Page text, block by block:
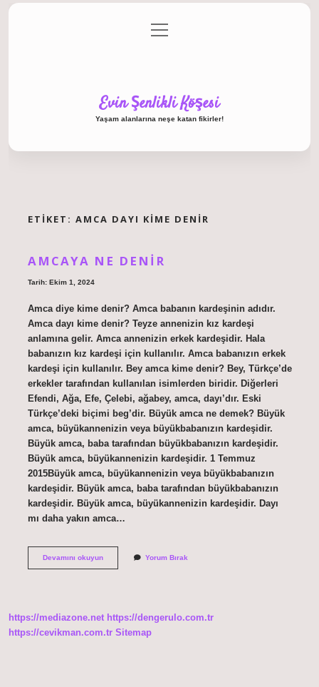
Gizlilik Politikası
menüyü
aç
Evin Şenlikli Köşesi
Yaşam alanlarına neşe katan fikirler!
ETIKET: AMCA DAYI KIME DENIR
AMCAYA NE DENIR
Tarih: Ekim 1, 2024
Amca diye kime denir? Amca babanın kardeşinin adıdır.
Amca dayı kime denir? Teyze annenizin kız kardeşi
anlamına gelir. Amca annenizin erkek kardeşidir. Hala
babanızın kız kardeşi için kullanılır. Amca babanızın erkek
kardeşi için kullanılır. Bey amca kime denir? Bey, Türkçe’de
erkekler tarafından kullanılan isimlerden biridir. Diğerleri
Efendi, Ağa, Efe, Çelebi, ağabey, amca, dayı’dır. Eski
Türkçe’deki biçimi beg’dir. Büyük amca ne demek? Büyük
amca, büyükannenizin veya büyükbabanızın kardeşidir.
Büyük amca, baba tarafından büyükbabanızın kardeşidir.
Büyük amca, büyükannenizin kardeşidir. 1 Temmuz
2015Büyük amca, büyükannenizin veya büyükbabanızın
kardeşidir. Büyük amca, baba tarafından büyükbabanızın
kardeşidir. Büyük amca, büyükannenizin kardeşidir. Dayı
mı daha yakın amca…
Devamını okuyunAmcaya
Yorum Bırak
https://mediazone.net https://dengerulo.com.tr
https://cevikman.com.tr Sitemap